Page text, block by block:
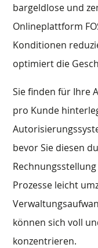
bargeldlose und
Onlineplattform
Konditionen
optimiert die
Sie finden für Ihre
pro Kunde
bevor Sie diesen
Prozesse leicht
können sich voll
konzentrieren.